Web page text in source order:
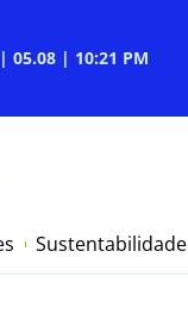
05.08 | 10:21 PM
Sustentabilidade